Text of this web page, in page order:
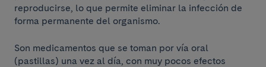
reproducirse, lo que permite eliminar la infección de
forma permanente del organismo.
Son medicamentos que se toman por vía oral
(pastillas) una vez al día, con muy pocos efectos